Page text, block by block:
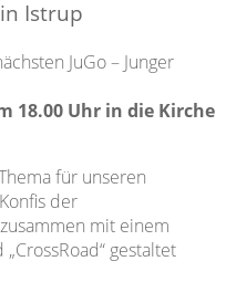
in Istrup
JuGo – Junger
18.00 Uhr in die Kirche
für unseren
der
mit einem
gestaltet